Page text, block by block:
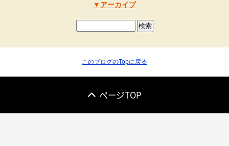
アーカイブ
このブログのTopに戻る
ページTOP